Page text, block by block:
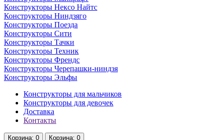
Конструкторы Нексо Найтс
Конструкторы Ниндзяго
Конструкторы Поезда
Конструкторы Сити
Конструкторы Тачки
Конструкторы Техник
Конструкторы Френдс
Конструкторы Черепашки-ниндзя
Конструкторы Эльфы
Конструкторы для мальчиков
Конструкторы для девочек
Доставка
Контакты
Корзина: 0 Корзина: 0